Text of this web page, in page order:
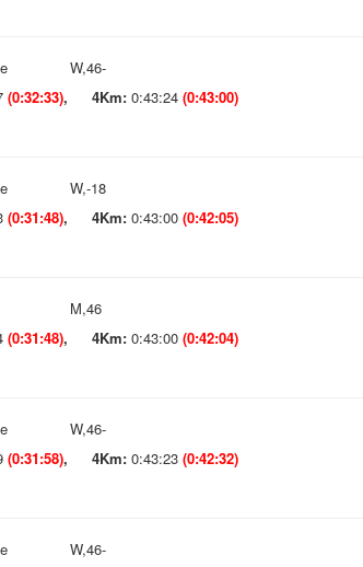
W,46-
(0:32:33), 4Km: 0:43:24 (0:43:00)
W,-18
(0:31:48), 4Km: 0:43:00 (0:42:05)
M,46
(0:31:48), 4Km: 0:43:00 (0:42:04)
W,46-
(0:31:58), 4Km: 0:43:23 (0:42:32)
W,46-